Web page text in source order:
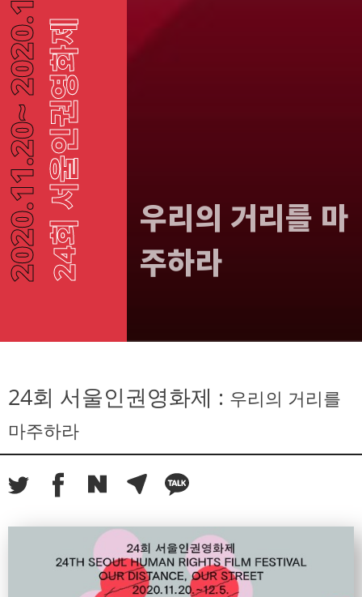
2020.11.2024회 서울인권영화제
우리의 거리를 마
주하라
24회 서울인권영화제 : 우리의 거리를
마주하라